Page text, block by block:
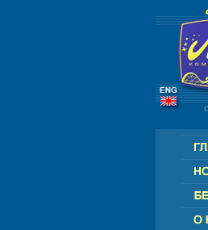
РОССИЯ - СНГ